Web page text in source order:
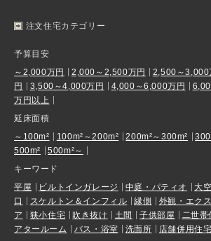
注文住宅カテゴリー
予算目安
～2,000万円
2,000～2,500万円 2,500～3,000
円
3,500～4,000万円 4,000～6,000万円
万円以上
延床面積
～100m²
100m²～200m² 200m²～300m²
500m²
500m²～
キーワード
平屋
ビルトインガレージ 中庭・パティオ 大
口
スケルトン＆インフィル 縁側 外観・エク
ア
狭小住宅 吹き抜け 土間 子供部屋 二世帯
アタールーム
バス・浴室 洗面所 店舗併用住宅